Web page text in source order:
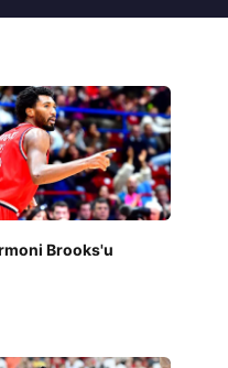
Brooks'u